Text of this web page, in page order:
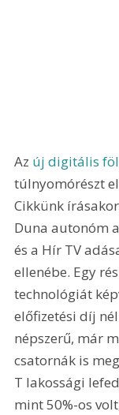
Az új digitális
túlnyomórészt
Cikkünk
Duna autonóm
és a Hír TV
ellenébe. Egy
technológiát
előfizetési díj
népszerű, már
csatornák is
T lakossági
mint 50%-os